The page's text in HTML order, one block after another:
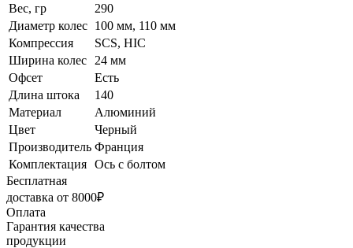
Вес, гр
290
Диаметр колес 100 мм, 110 мм
Компрессия
SCS, HIC
Ширина колес
24 мм
Офсет
Есть
Длина штока
140
Материал
Алюминий
Цвет
Черный
Производитель Франция
Комплектация Ось с болтом
Бесплатная
доставка от 8000₽
Оплата
Гарантия качества
продукции